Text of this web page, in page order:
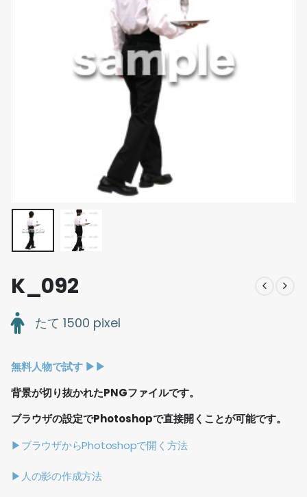
K_092
たて 1500 pixel
無料人物で試す ▶︎▶︎
背景が切り抜かれたPNGファイルです。
ブラウザの設定でPhotoshopで直接開くことが可能です。
▶ブラウザからPhotoshopで開く方法
▶人の影の作成方法